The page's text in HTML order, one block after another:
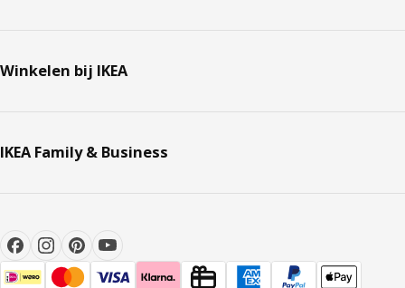
Winkelen bij IKEA
IKEA Family & Business